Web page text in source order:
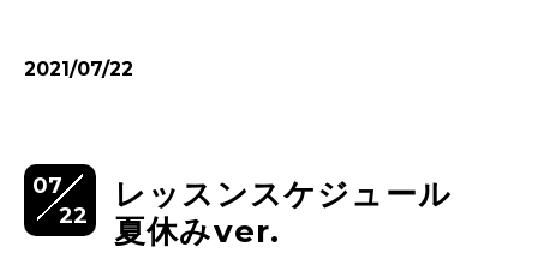
2021/07/22
07
22
レッスンスケジュール
夏休みver.